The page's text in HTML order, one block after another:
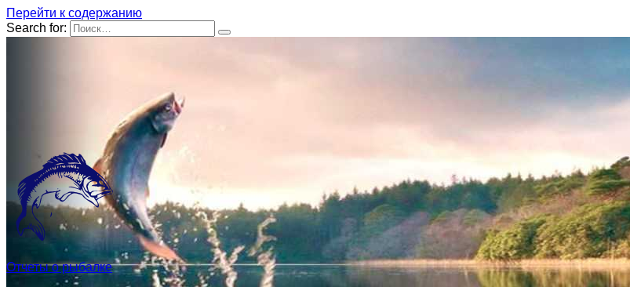
Перейти к содержанию
Search for:
Отчеты о рыбалке